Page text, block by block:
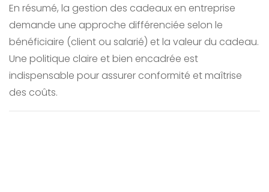
En résumé, la gestion des cadeaux en entreprise
demande une approche différenciée selon le
bénéficiaire (client ou salarié) et la valeur du cadeau.
Une politique claire et bien encadrée est
indispensable pour assurer conformité et maîtrise
des coûts.